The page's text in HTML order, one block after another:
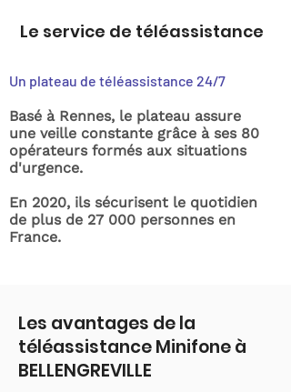
Le service de téléassistance
Un plateau de téléassistance 24/7
Basé à Rennes, le plateau assure
une veille constante grâce à ses 80
opérateurs formés aux situations
d'urgence.
En 2020, ils sécurisent le quotidien
de plus de 27 000 personnes en
France.
Les avantages de la
téléassistance Minifone à
BELLENGREVILLE